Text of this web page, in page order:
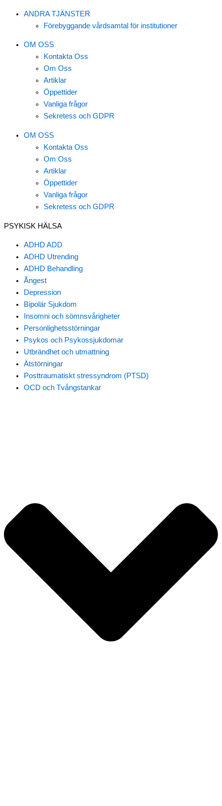
ANDRA TJÄNSTER
Förebyggande vårdsamtal för institutioner
OM OSS
Kontakta Oss
Om Oss
Artiklar
Öppettider
Vanliga frågor
Sekretess och GDPR
OM OSS
Kontakta Oss
Om Oss
Artiklar
Öppettider
Vanliga frågor
Sekretess och GDPR
PSYKISK HÄLSA
ADHD ADD
ADHD Utrending
ADHD Behandling
Ångest
Depression
Bipolär Sjukdom
Insomni och sömnsvårigheter
Personlighetsstörningar
Psykos och Psykossjukdomar
Utbrändhet och utmattning
Ätstörningar
Posttraumatiskt stressyndrom (PTSD)
OCD och Tvångstankar